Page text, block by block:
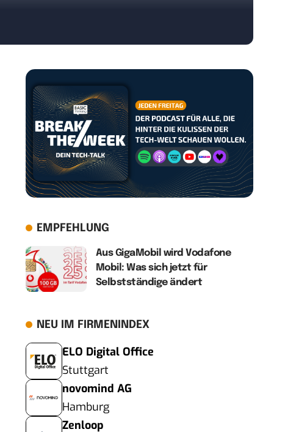
EMPFEHLUNG
Aus GigaMobil wird Vodafone
Mobil: Was sich jetzt für
Selbstständige ändert
NEU IM FIRMENINDEX
ELO Digital Office
Stuttgart
novomind AG
Hamburg
Zenloop